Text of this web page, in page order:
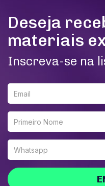
Deseja
materiais
Inscreva-se na